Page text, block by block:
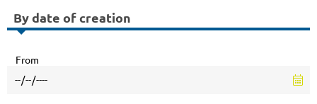
By date of creation
From